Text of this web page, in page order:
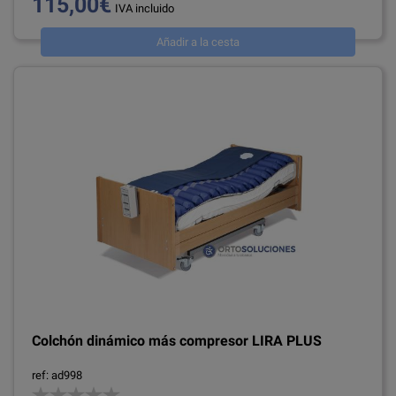
IVA incluido
Añadir a la cesta
Colchón dinámico más compresor LIRA PLUS
ref: ad998